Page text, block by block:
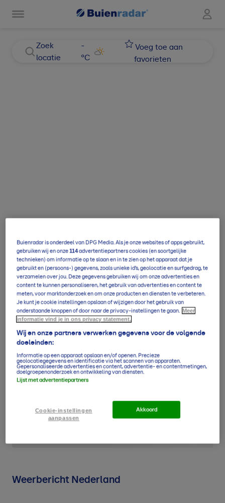
Zoek
locatie
-
°C
Voeg toe aan
favorieten
Weerbericht Nederland
Buienradar is onderdeel van DPG Media. Als je onze websites of apps gebruikt,
gebruiken wij en onze114advertentiepartners cookies (en soortgelijke
technieken) om informatie op te slaan en in te zien op het apparaat dat je
gebruikt en (persoons-) gegevens, zoals unieke id’s, geolocatie en surfgedrag, te
verzamelen over jou. Deze gegevens gebruiken wij om onze advertenties en
content te kunnen personaliseren, het gebruik van advertenties en content te
meten, voor marktonderzoek en om onze producten en diensten te verbeteren.
Je kunt je cookie instellingen opslaan of wijzigen door het gebruik van
onderstaande knoppen of door naar de privacy-instellingen te gaan. Meer
informatie vind je in ons privacy statement.
Wij en onze partners verwerken gegevens voor de volgende
doeleinden:
Informatie op een apparaat opslaan en/of openen. Precieze
geolocatiegegevens en identificatie via het scannen van apparaten.
Gepersonaliseerde advertenties en content, advertentie- en contentmetingen,
doelgroepenonderzoek en ontwikkeling van diensten.
Lijst met advertentiepartners
Cookie-instellingen
aanpassen
Akkoord